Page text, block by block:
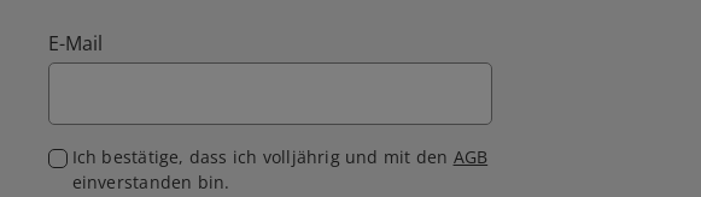
E-Mail
Ich bestätige, dass ich volljährig und mit den AGB
einverstanden bin.